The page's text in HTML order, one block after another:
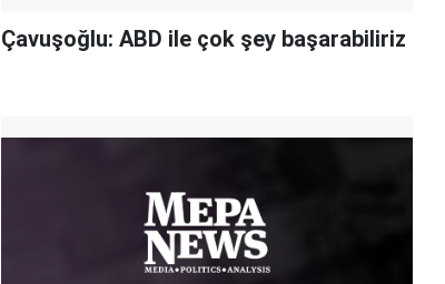
Çavuşoğlu: ABD ile çok şey başarabiliriz